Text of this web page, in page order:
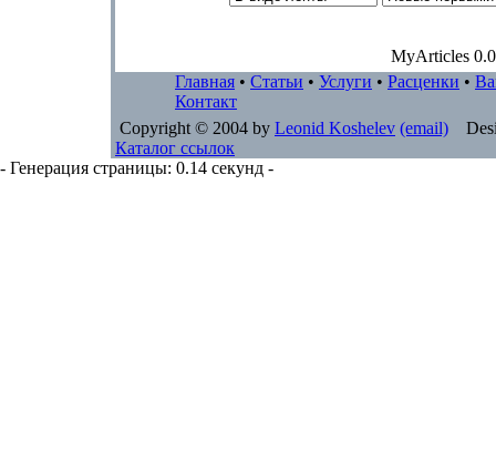
MyArticles
Главная • Статьи • Услуги • Расценки •
Контакт
Copyright © 2004 by Leonid Koshelev (email)
Каталог ссылок
- Генерация страницы: 0.14 секунд -